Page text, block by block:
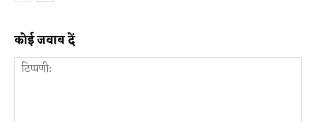
कोई जवाब दें